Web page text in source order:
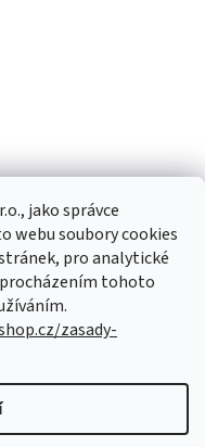
jako správce
webu soubory cookies
pro analytické
tohoto
zasady-